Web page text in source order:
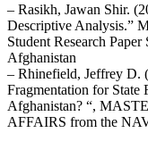
– Rasikh, Jawan Shir.
Descriptive Analysis.”
Student Research
Afghanistan
– Rhinefield, Jeffrey D.
Fragmentation for State
Afghanistan? “,
AFFAIRS from the